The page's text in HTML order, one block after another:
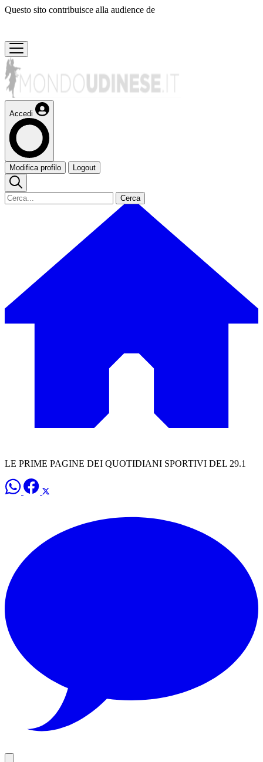
Questo sito contribuisce alla audience de
Accedi
Modifica profilo Logout
Cerca
LE PRIME PAGINE DEI QUOTIDIANI SPORTIVI DEL 29.1